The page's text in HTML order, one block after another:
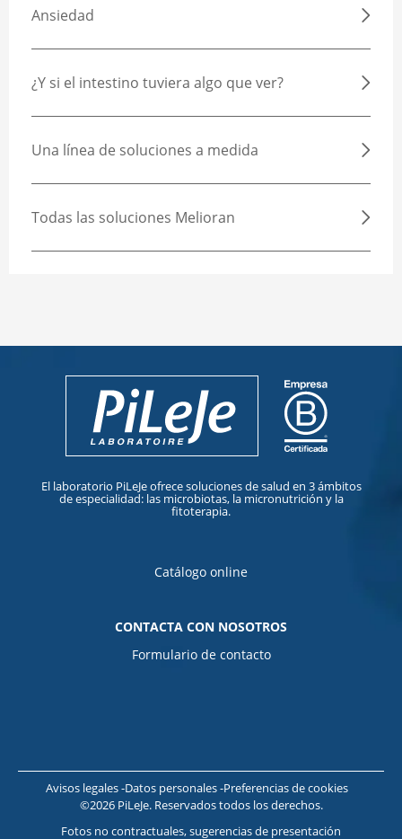
Ansiedad
¿Y si el intestino tuviera algo que ver?
Una línea de soluciones a medida
Todas las soluciones Melioran
El laboratorio PiLeJe ofrece soluciones de salud en 3 ámbitos
de especialidad: las microbiotas, la micronutrición y la
fitoterapia.
Catálogo online
CONTACTA CON NOSOTROS
Formulario de contacto
Avisos legales Datos personales Preferencias de cookies
©2026 PiLeJe. Reservados todos los derechos.
Fotos no contractuales, sugerencias de presentación